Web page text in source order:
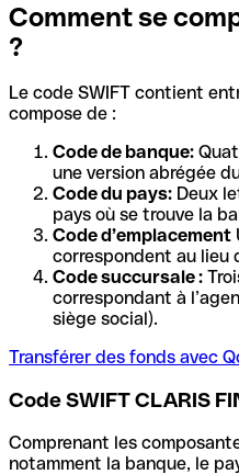
Comment se
?
Le code SWIFT contient
compose de :
Code de banque:
une version abrégée
Code du pays: Deux
pays où se trouve la
Code d’emplacement
correspondent au lieu
Code succursale :
correspondant à
siège social).
Transférer des fonds avec
Code SWIFT CLARIS
Comprenant les
notamment la banque, le